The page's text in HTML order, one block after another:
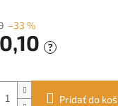
–33 %
?
Pridať do